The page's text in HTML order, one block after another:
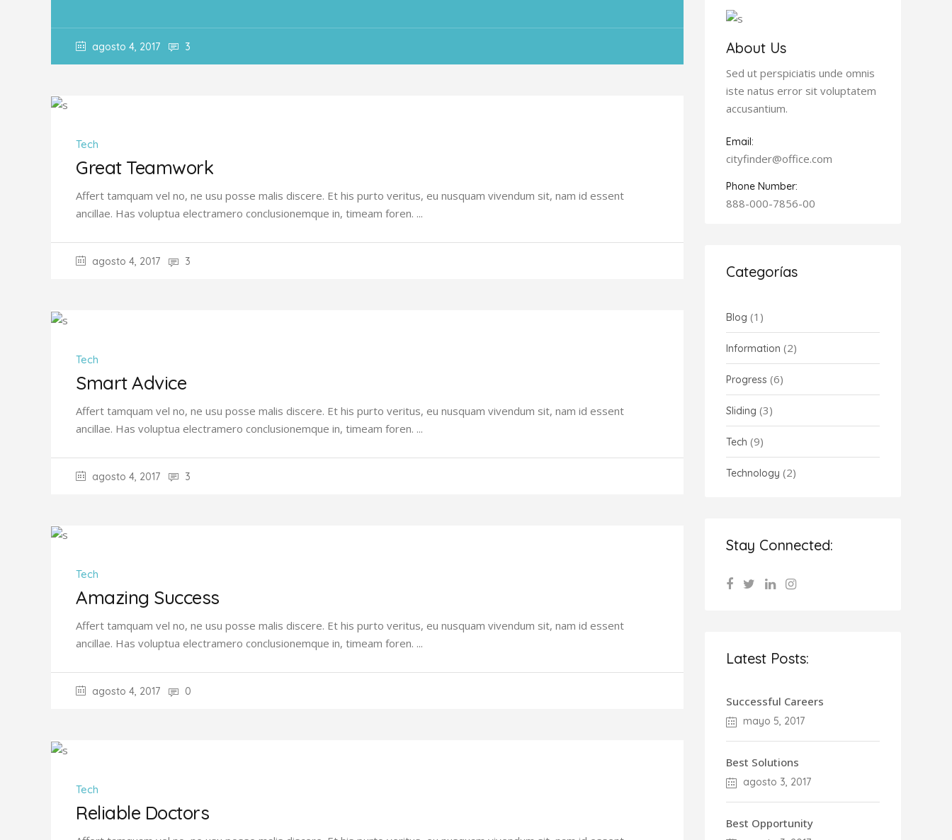
agosto 4, 2017 3
Tech
Great Teamwork
Affert tamquam vel no, ne usu posse malis discere. Et his purto veritus, eu nusquam vivendum sit, nam id essent
ancillae. Has voluptua electramero conclusionemque in, timeam foren.
agosto 4, 2017 3
Tech
Smart Advice
Affert tamquam vel no, ne usu posse malis discere. Et his purto veritus, eu nusquam vivendum sit, nam id essent
ancillae. Has voluptua electramero conclusionemque in, timeam foren.
agosto 4, 2017 3
Tech
Amazing Success
Affert tamquam vel no, ne usu posse malis discere. Et his purto veritus, eu nusquam vivendum sit, nam id essent
ancillae. Has voluptua electramero conclusionemque in, timeam foren.
agosto 4, 2017 0
Tech
Reliable Doctors
About Us
Sed ut perspiciatis unde omnis
iste natus error sit voluptatem
accusantium.
Email:
cityfinder@office.com
Phone Number:
888-000-7856-00
Categorías
Blog (1)
Information (2)
Progress (6)
Sliding (3)
Tech (9)
Technology (2)
Stay Connected:
Latest Posts:
Successful Careers
mayo 5, 2017
Best Solutions
agosto 3, 2017
Best Opportunity